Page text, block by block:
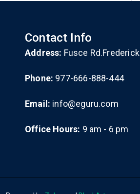
Contact Info
Address: Fusce Rd.Frederick
Phone: 977-666-888-444
Email: info@eguru.com
Office Hours: 9 am - 6 pm